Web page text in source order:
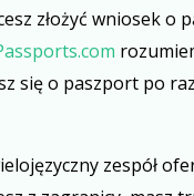
złożyć wniosek
się o paszport po
zespół